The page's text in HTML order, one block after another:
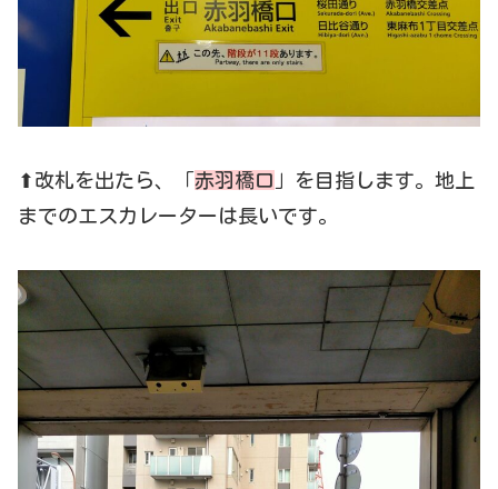
⬆改札を出たら、「 赤羽橋口
」を目指します。地上
までのエスカレーターは長いです。